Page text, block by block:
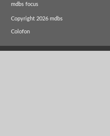
mdbs focus
Copyright 2026 mdbs
Colofon